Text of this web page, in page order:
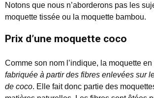
Notons que nous n’aborderons pas les
moquette tissée ou la moquette bambou.
Prix d’une moquette coco
Comme son nom l’indique, la moquette en
fabriquée à partir des fibres enlevées sur
de coco. Elle fait donc partie des